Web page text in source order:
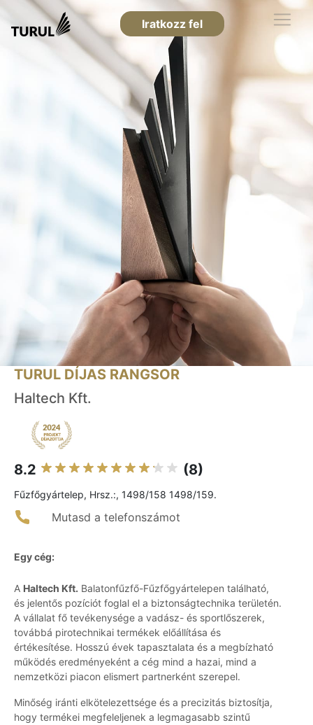
Iratkozz fel
TURUL DÍJAS RANGSOR
Haltech Kft.
8.2 (8)
Fűzfőgyártelep, Hrsz.:, 1498/158 1498/159.
Mutasd a telefonszámot
Egy cég:
A Haltech Kft. Balatonfűzfő-Fűzfőgyártelepen található,
és jelentős pozíciót foglal el a biztonságtechnika területén.
A vállalat fő tevékenysége a vadász- és sportlőszerek,
továbbá pirotechnikai termékek előállítása és
értékesítése. Hosszú évek tapasztalata és a megbízható
működés eredményeként a cég mind a hazai, mind a
nemzetközi piacon elismert partnerként szerepel.
Minőség iránti elkötelezettsége és a precizitás biztosítja,
hogy termékei megfeleljenek a legmagasabb szintű